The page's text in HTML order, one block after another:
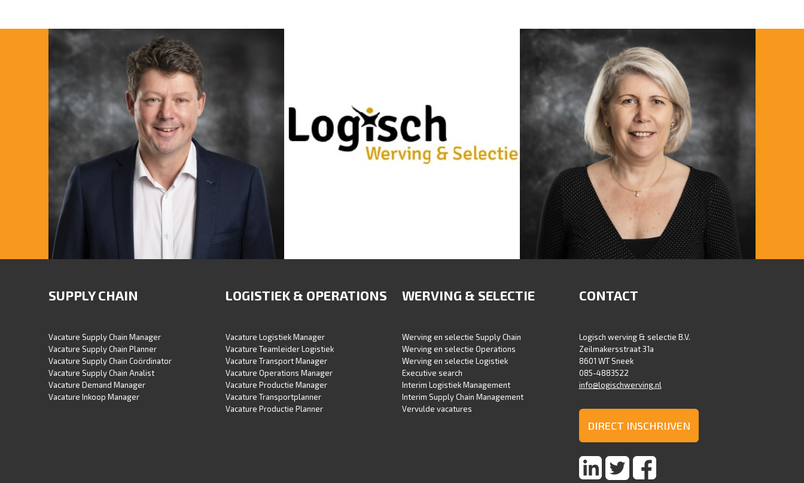
Mobiel: 06-51028638
E-mail: p.j.venema@logischwerving.nl
E-mail :
petra@logischwerving.nl
CONTACT
Logisch werving & selectie B.V.
Zeilmakersstraat 31a
8601 WT Sneek
085-4883522
info@logischwerving.nl
DIRECT INSCHRIJVEN
SUPPLY CHAIN
Vacature Supply Chain Manager
Vacature Supply Chain Planner
Vacature Supply Chain Coördinator
Vacature Supply Chain Analist
Vacature Demand Manager
Vacature Inkoop Manager
LOGISTIEK & OPERATIONS
Vacature Logistiek Manager
Vacature Teamleider Logistiek
Vacature Transport Manager
Vacature Operations Manager
Vacature Productie Manager
Vacature Transportplanner
Vacature Productie Planner
WERVING & SELECTIE
Werving en selectie Supply Chain
Werving en selectie Operations
Werving en selectie Logistiek
Executive search
Interim Logistiek Management
Interim Supply Chain Management
Vervulde vacatures